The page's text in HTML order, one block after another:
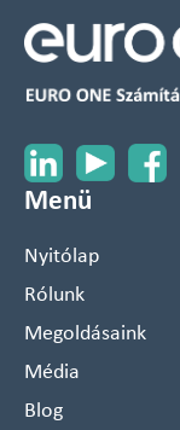
Menü
Nyitólap
Rólunk
Megoldásaink
Média
Blog